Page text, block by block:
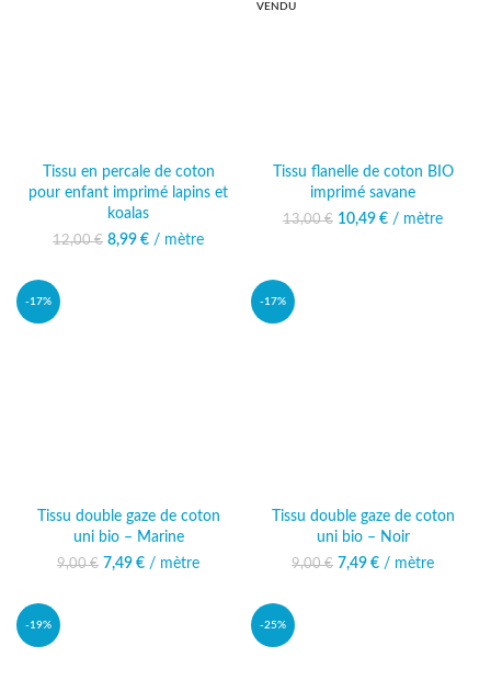
Tissu en percale de coton
pour enfant imprimé lapins et
koalas
12,00€ Le prix initial était :
8,99 € Le prix actuel
/ mètre
VENDU
Tissu flanelle de coton BIO
imprimé savane
13,00€
Le prix initial était :
10,49 €
Le prix
/ mètre
-17%
Tissu double gaze de coton
uni bio – Marine
9,00€
Le prix initial était :
7,49 € Le prix actuel
/ mètre
-17%
Tissu double gaze de coton
uni bio – Noir
9,00€
Le prix initial était :
7,49 € Le prix actuel
/ mètre
-19% -25%